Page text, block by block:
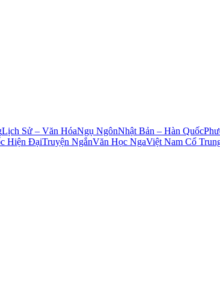
Lịch Sử – Văn HóaNgụ NgônNhật Bản – Hàn Quốc
Hiện ĐạiTruyện NgắnVăn Học NgaViệt Nam Cổ